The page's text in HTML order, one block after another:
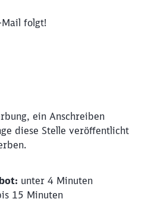
folgt!
ein Anschreiben
diese Stelle veröffentlicht
unter 4 Minuten
15 Minuten